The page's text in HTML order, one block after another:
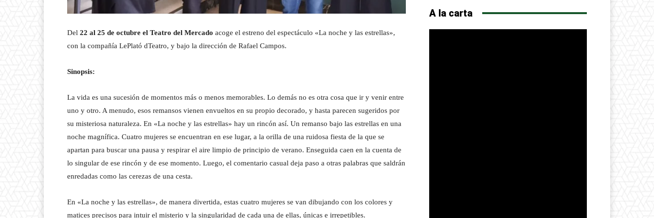
Del 22 al 25 de octubre el Teatro del Mercado acoge el estreno del espectáculo «La noche y las estrellas»,
con la compañía LePlató dTeatro, y bajo la dirección de Rafael Campos.
Sinopsis:
La vida es una sucesión de momentos más o menos memorables. Lo demás no es otra cosa que ir y venir entre
uno y otro. A menudo, esos remansos vienen envueltos en su propio decorado, y hasta parecen sugeridos por
su misteriosa naturaleza. En «La noche y las estrellas» hay un rincón así. Un remanso bajo las estrellas en una
noche magnífica. Cuatro mujeres se encuentran en ese lugar, a la orilla de una ruidosa fiesta de la que se
apartan para buscar una pausa y respirar el aire limpio de principio de verano. Enseguida caen en la cuenta de
lo singular de ese rincón y de ese momento. Luego, el comentario casual deja paso a otras palabras que saldrán
enredadas como las cerezas de una cesta.
En «La noche y las estrellas», de manera divertida, estas cuatro mujeres se van dibujando con los colores y
matices precisos para intuir el misterio y la singularidad de cada una de ellas, únicas e irrepetibles.
A la carta